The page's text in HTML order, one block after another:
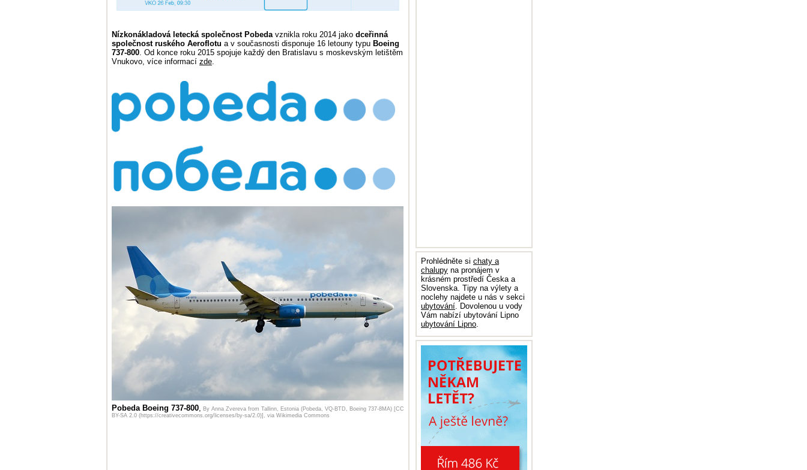
Nízkonákladová letecká společnost Pobeda vznikla roku 2014 jako dceřinná
společnost ruského Aeroflotu a v současnosti disponuje 16 letouny typu Boeing
737-800 . Od konce roku 2015 spojuje každý den Bratislavu s moskevským letištěm
Vnukovo, více informací zde
Pobeda Boeing 737-800, By Anna Zvereva from Tallinn, Estonia (Pobeda, VQ-BTD, Boeing 737-8MA) [CC
BY-SA 2.0 (https://creativecommons.org/licenses/by-sa/2.0)], via Wikimedia Commons
Prohlédněte si chaty a
chalupy na pronájem v
krásném prostředí Česka a
Slovenska. Tipy na výlety a
noclehy najdete u nás v sekci
ubytování. Dovolenou u vody
Vám nabízí ubytování Lipno
ubytování Lipno.